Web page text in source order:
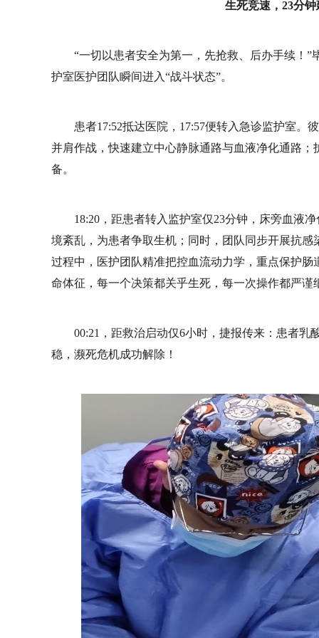
生死竞速，23分
“一切以患者安全为第一，先抢救、后办手续！
护室医护团队瞬间进入“战斗状态”。
患者17:52抵达医院，17:57便转入急诊监护室。
并肩作战，快速建立中心静脉通路与血液净化通路
备。
18:20，距患者转入监护室仅23分钟，床旁血
境紊乱，为患者争取生机；同时，团队同步开展抗
过程中，医护团队精准把控血流动力学，重点保护
命体征，每一个决策都关乎生死，每一次操作都严谨
00:21，距救治启动仅6小时，捷报传来：患者乳
稳，濒死危机成功解除！